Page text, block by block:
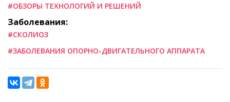
#ОБЗОРЫ ТЕХНОЛОГИЙ И РЕШЕНИЙ
Заболевания:
#СКОЛИОЗ
#ЗАБОЛЕВАНИЯ ОПОРНО-ДВИГАТЕЛЬНОГО АППАРАТА